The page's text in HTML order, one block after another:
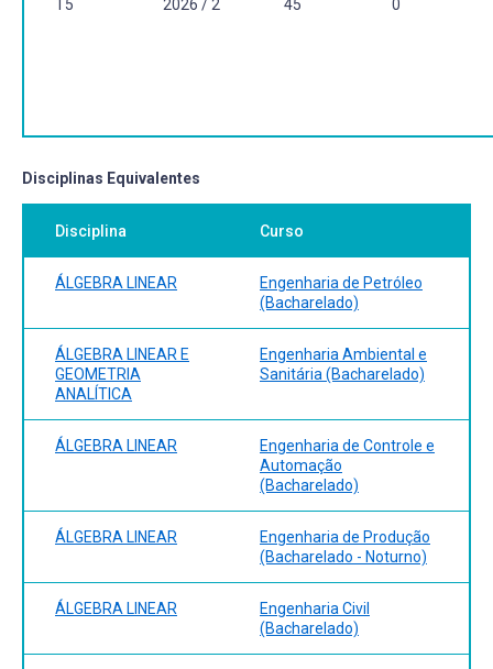
online no link:
T5 2026 / 2 45 0
Disciplinas Equivalentes
Disciplina Curso
ÁLGEBRA LINEAR
Engenharia de Petróleo
(Bacharelado)
ÁLGEBRA LINEAR E
GEOMETRIA
ANALÍTICA
Engenharia Ambiental e
Sanitária (Bacharelado)
ÁLGEBRA LINEAR
Engenharia de Controle e
Automação
(Bacharelado)
ÁLGEBRA LINEAR
Engenharia de Produção
(Bacharelado - Noturno)
ÁLGEBRA LINEAR
Engenharia Civil
(Bacharelado)